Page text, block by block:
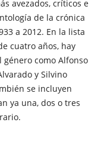
avezados, críticos e
de la crónica
a 2012. En la lista
cuatro años, hay
como Alfonso
y Silvino
se incluyen
ya una, dos o tres